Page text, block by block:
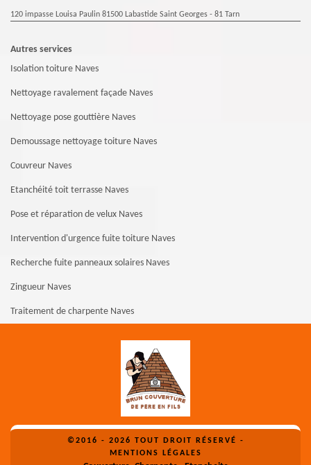
120 impasse Louisa Paulin 81500 Labastide Saint Georges - 81 Tarn
Autres services
Isolation toiture Naves
Nettoyage ravalement façade Naves
Nettoyage pose gouttière Naves
Demoussage nettoyage toiture Naves
Couvreur Naves
Etanchéité toit terrasse Naves
Pose et réparation de velux Naves
Intervention d'urgence fuite toiture Naves
Recherche fuite panneaux solaires Naves
Zingueur Naves
Traitement de charpente Naves
©2016 - 2026 TOUT DROIT RÉSERVÉ -
MENTIONS LÉGALES